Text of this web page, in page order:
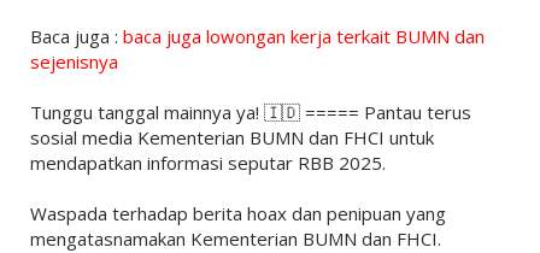
Baca juga : baca juga lowongan kerja terkait BUMN dan
sejenisnya
Tunggu tanggal mainnya ya! 🇮🇩 ===== Pantau terus
sosial media Kementerian BUMN dan FHCI untuk
mendapatkan informasi seputar RBB 2025.
Waspada terhadap berita hoax dan penipuan yang
mengatasnamakan Kementerian BUMN dan FHCI.